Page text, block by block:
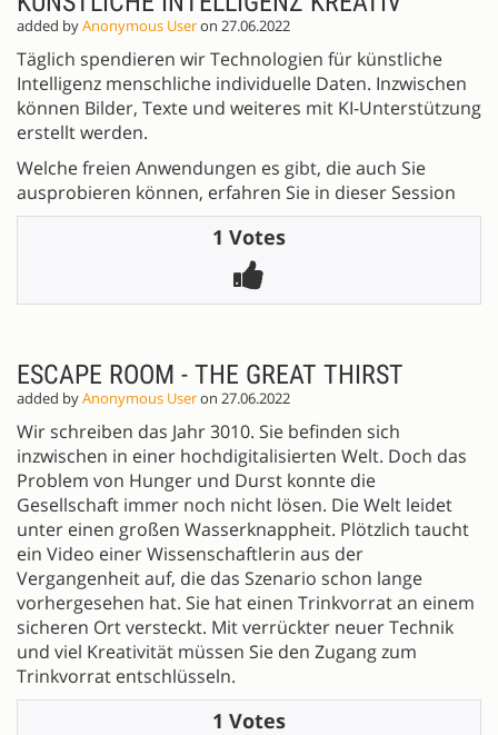
added byAnonymous Useron 27.06.2022
Täglich spendieren wir Technologien für künstliche
Intelligenz menschliche individuelle Daten. Inzwischen
können Bilder, Texte und weiteres mit KI-Unterstützung
erstellt werden.
Welche freien Anwendungen es gibt, die auch Sie
ausprobieren können, erfahren Sie in dieser Session
1 Votes
ESCAPE ROOM - THE GREAT THIRST
added byAnonymous Useron 27.06.2022
Wir schreiben das Jahr 3010. Sie befinden sich
inzwischen in einer hochdigitalisierten Welt. Doch das
Problem von Hunger und Durst konnte die
Gesellschaft immer noch nicht lösen. Die Welt leidet
unter einen großen Wasserknappheit. Plötzlich taucht
ein Video einer Wissenschaftlerin aus der
Vergangenheit auf, die das Szenario schon lange
vorhergesehen hat. Sie hat einen Trinkvorrat an einem
sicheren Ort versteckt. Mit verrückter neuer Technik
und viel Kreativität müssen Sie den Zugang zum
Trinkvorrat entschlüsseln.
1 Votes